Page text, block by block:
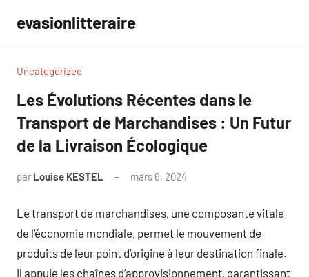
contenu
evasionlitteraire
Uncategorized
Les Évolutions Récentes dans le
Transport de Marchandises : Un Futur
de la Livraison Écologique
par Louise KESTEL mars 6, 2024
Le transport de marchandises, une composante vitale
de l’économie mondiale, permet le mouvement de
produits de leur point d’origine à leur destination finale.
Il appuie les chaînes d’approvisionnement, garantissant